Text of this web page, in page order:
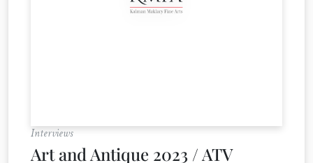
Interviews
Art and Antique 2023 / ATV